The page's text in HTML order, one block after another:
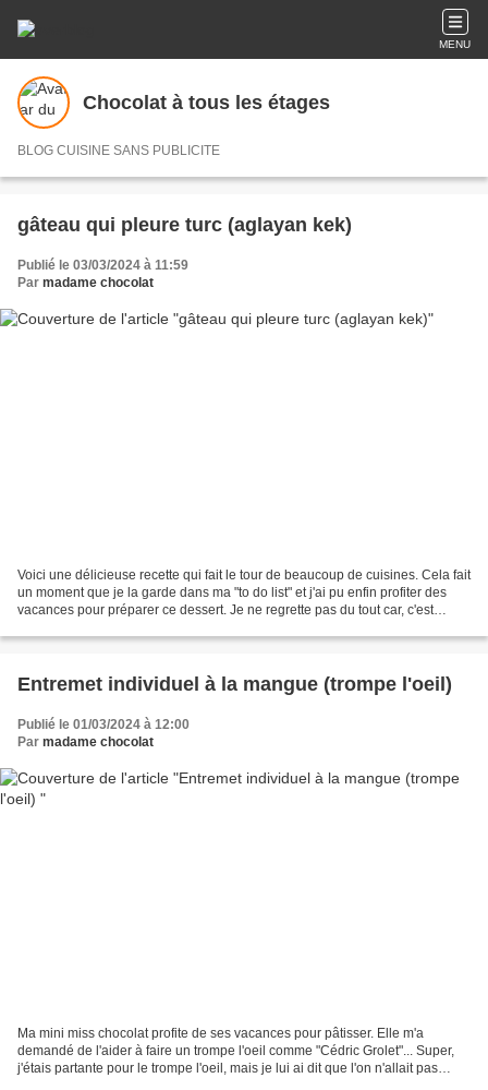
MENU
Chocolat à tous les étages
BLOG CUISINE SANS PUBLICITE
gâteau qui pleure turc (aglayan kek)
Publié le 03/03/2024 à 11:59
Par madame chocolat
Voici une délicieuse recette qui fait le tour de beaucoup de cuisines. Cela fait
un moment que je la garde dans ma "to do list" et j'ai pu enfin profiter des
vacances pour préparer ce dessert. Je ne regrette pas du tout car, c'est
Entremet individuel à la mangue (trompe l'oeil)
Publié le 01/03/2024 à 12:00
Par madame chocolat
Ma mini miss chocolat profite de ses vacances pour pâtisser. Elle m'a
demandé de l'aider à faire un trompe l'oeil comme "Cédric Grolet"... Super,
j'étais partante pour le trompe l'oeil, mais je lui ai dit que l'on n'allait pas